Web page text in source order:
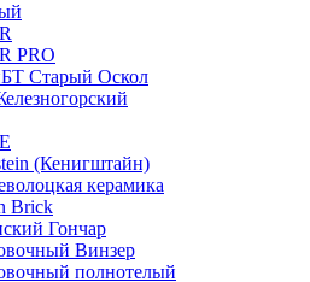
PRO
Старый Оскол
(Кенигштайн)
керамика
Brick
Гончар
Винзер
полнотелый